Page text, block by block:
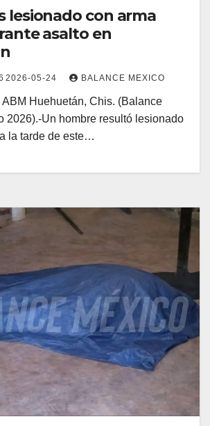
lesionado con arma
asalto en
2026-05-24 BALANCE MEXICO
Huehuetán, Chis. (Balance
2026).-Un hombre resultó lesionado
la tarde de este…